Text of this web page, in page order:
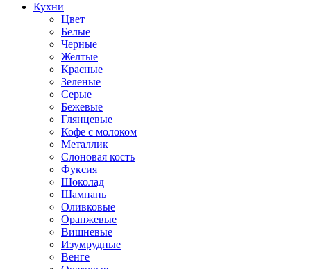
Кухни
Цвет
Белые
Черные
Желтые
Красные
Зеленые
Серые
Бежевые
Глянцевые
Кофе с молоком
Металлик
Слоновая кость
Фуксия
Шоколад
Шампань
Оливковые
Оранжевые
Вишневые
Изумрудные
Венге